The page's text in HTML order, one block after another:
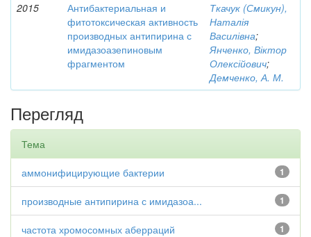
2015
Антибактериальная и
фитотоксическая активность
производных антипирина с
имидазоазепиновым
фрагментом
Ткачук (Смикун),
Наталія
Василівна;
Янченко, Віктор
Олексійович;
Демченко, А. М.
Перегляд
Тема
1
аммонифицирующие бактерии
1
производные антипирина с имидазоа...
1
частота хромосомных аберраций